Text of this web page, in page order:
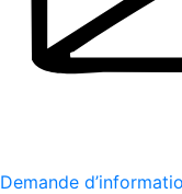
Demande